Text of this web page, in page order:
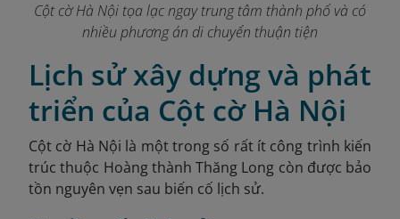
Cột cờ Hà Nội tọa lạc ngay trung tâm thành phố và có
nhiều phương án di chuyển thuận tiện
Lịch sử xây dựng và phát
triển của Cột cờ Hà Nội
Cột cờ Hà Nội là một trong số rất ít công trình kiến
trúc thuộc Hoàng thành Thăng Long còn được bảo
tồn nguyên vẹn sau biến cố lịch sử.